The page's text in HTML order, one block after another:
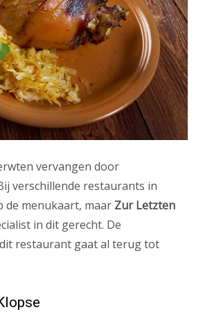
vervangen door
verschillende restaurants in
de menukaart, maar Zur Letzten
in dit gerecht. De
restaurant gaat al terug tot